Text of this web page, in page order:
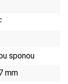
sponou
mm